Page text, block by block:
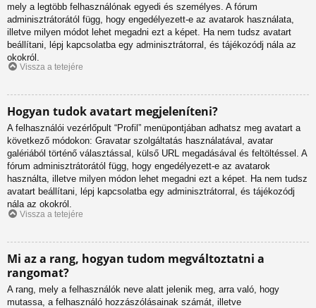
mely a legtöbb felhasználónak egyedi és személyes. A fórum
adminisztrátorától függ, hogy engedélyezett-e az avatarok használata,
illetve milyen módot lehet megadni ezt a képet. Ha nem tudsz avatart
beállítani, lépj kapcsolatba egy adminisztrátorral, és tájékozódj nála az
okokról.
Vissza a tetejére
Hogyan tudok avatart megjeleníteni?
A felhasználói vezérlőpult “Profil” menüpontjában adhatsz meg avatart a
következő módokon: Gravatar szolgáltatás használatával, avatar
galériából történő választással, külső URL megadásával és feltöltéssel. A
fórum adminisztrátorától függ, hogy engedélyezett-e az avatarok
használta, illetve milyen módon lehet megadni ezt a képet. Ha nem tudsz
avatart beállítani, lépj kapcsolatba egy adminisztrátorral, és tájékozódj
nála az okokról.
Vissza a tetejére
Mi az a rang, hogyan tudom megváltoztatni a
rangomat?
A rang, mely a felhasználók neve alatt jelenik meg, arra való, hogy
mutassa, a felhasználó hozzászólásainak számát, illetve